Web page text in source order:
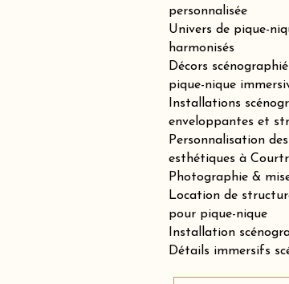
personnalisée
Univers de pique-
harmonisés
Décors
pique-nique
Installations
enveloppantes et
Personnalisation
esthétiques à
Photographie &
Location de
pour pique-nique
Installation
Détails immersifs